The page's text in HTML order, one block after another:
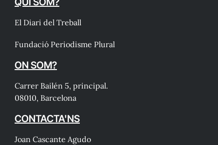
El Diari del Treball
Fundació Periodisme Plural
ON SOM?
Carrer Bailén 5, principal.
08010, Barcelona
CONTACTA'NS
Joan Cascante Agudo